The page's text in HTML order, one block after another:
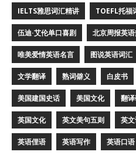
IELTS雅思词汇精讲 TOEFL托福
伍迪·艾伦单口喜剧 北京周报英
唯美爱情英语名言 图说英语词汇
文学翻译 熟词僻义 白皮书
美国建国史话 美国文化 翻
英国文化 英文美句五则 英
英语俚语 英语写作 英语口语